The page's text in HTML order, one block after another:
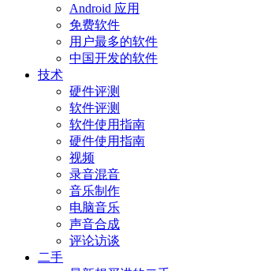
Android 应用
免费软件
用户最多的软件
中国开发的软件
技术
硬件评测
软件评测
软件使用指南
硬件使用指南
视频
录音混音
音乐制作
电脑音乐
声音合成
评论访谈
二手